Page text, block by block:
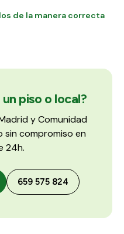
de la manera correcta
piso o local?
y Comunidad
sin compromiso en
24h.
659 575 824